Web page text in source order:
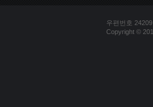
우편번호
Copyright ©